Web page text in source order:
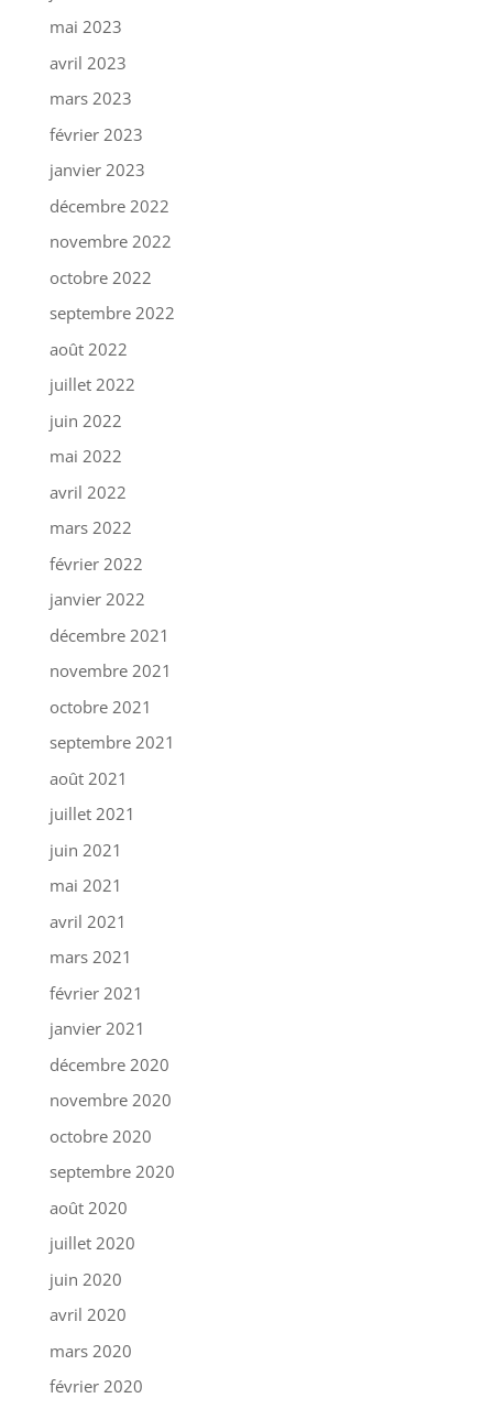
mai 2023
avril 2023
mars 2023
février 2023
janvier 2023
décembre 2022
novembre 2022
octobre 2022
septembre 2022
août 2022
juillet 2022
juin 2022
mai 2022
avril 2022
mars 2022
février 2022
janvier 2022
décembre 2021
novembre 2021
octobre 2021
septembre 2021
août 2021
juillet 2021
juin 2021
mai 2021
avril 2021
mars 2021
février 2021
janvier 2021
décembre 2020
novembre 2020
octobre 2020
septembre 2020
août 2020
juillet 2020
juin 2020
avril 2020
mars 2020
février 2020